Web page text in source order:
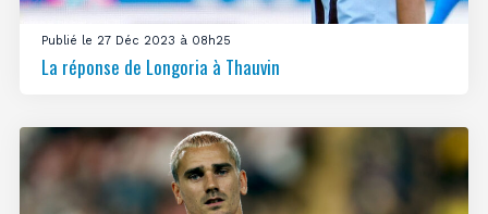
Publié le 27 Déc 2023 à 08h25
La réponse de Longoria à Thauvin